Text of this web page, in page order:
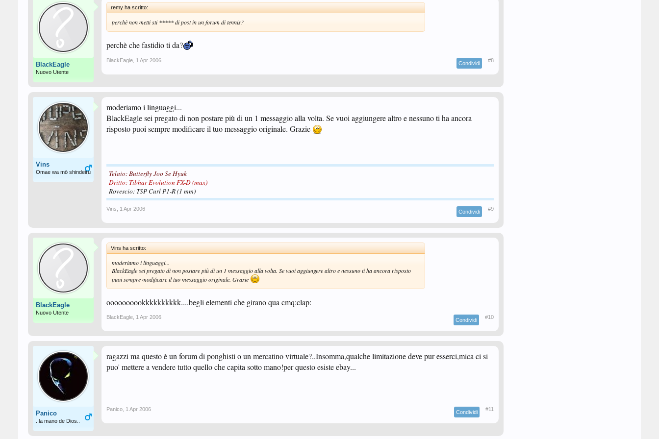
BlackEagle
Nuovo Utente
remy ha scritto:
perchè non metti sti ***** di post in un forum di tennis?
perchè che fastidio ti da?
BlackEagle 1 Apr 2006 Condividi #8
Vins
Omae wa mō shindeiru
moderiamo i linguaggi...
BlackEagle sei pregato di non postare più di un 1 messaggio alla volta. Se vuoi aggiungere altro e nessuno ti ha ancora
risposto puoi sempre modificare il tuo messaggio originale. Grazie
Telaio: ButterflyJoo Se Hyuk
Dritto: Tibhar Evolution FX-D (max)
Rovescio: TSP Curl P1-R (1 mm)
Vins 1 Apr 2006 Condividi #9
BlackEagle
Nuovo Utente
Vins ha scritto:
moderiamo i linguaggi...
BlackEagle sei pregato di non postare più di un 1 messaggio alla volta. Se vuoi aggiungere altro e nessuno ti ha ancora risposto
puoi sempre modificare il tuo messaggio originale. Grazie
oooooooookkkkkkkkkk....begli elementi che girano qua cmq:clap:
BlackEagle 1 Apr 2006 Condividi #10
Panico
..la mano de Dios..
ragazzi ma questo è un forum di ponghisti o un mercatino virtuale?..Insomma,qualche limitazione deve pur esserci,mica ci si
puo' mettere a vendere tutto quello che capita sotto mano!per questo esiste ebay...
Panico 1 Apr 2006 Condividi #11